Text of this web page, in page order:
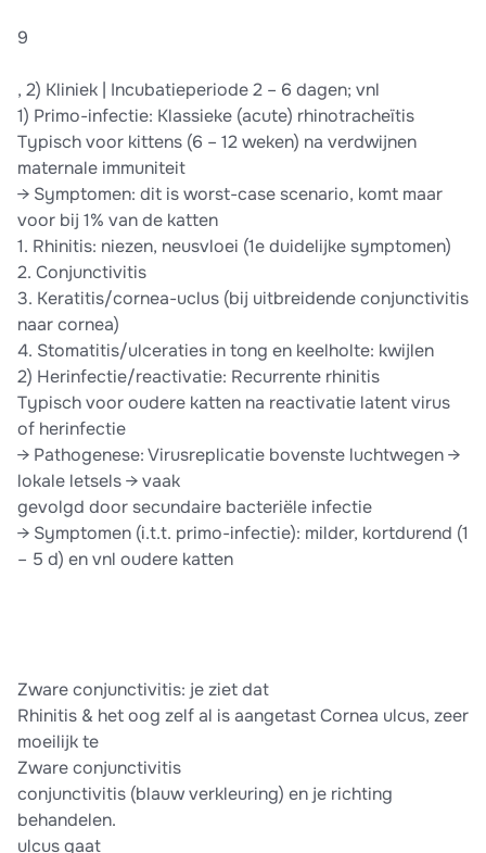
9
, 2) Kliniek | Incubatieperiode 2 – 6 dagen; vnl
1) Primo-infectie: Klassieke (acute) rhinotracheïtis
Typisch voor kittens (6 – 12 weken) na verdwijnen
maternale immuniteit
→ Symptomen: dit is worst-case scenario, komt maar
voor bij 1% van de katten
1. Rhinitis: niezen, neusvloei (1e duidelijke symptomen)
2. Conjunctivitis
3. Keratitis/cornea-uclus (bij uitbreidende conjunctivitis
naar cornea)
4. Stomatitis/ulceraties in tong en keelholte: kwijlen
2) Herinfectie/reactivatie: Recurrente rhinitis
Typisch voor oudere katten na reactivatie latent virus
of herinfectie
→ Pathogenese: Virusreplicatie bovenste luchtwegen →
lokale letsels → vaak
gevolgd door secundaire bacteriële infectie
→ Symptomen (i.t.t. primo-infectie): milder, kortdurend (1
– 5 d) en vnl oudere katten
Zware conjunctivitis: je ziet dat
Rhinitis & het oog zelf al is aangetast Cornea ulcus, zeer
moeilijk te
Zware conjunctivitis
conjunctivitis (blauw verkleuring) en je richting
behandelen.
ulcus gaat